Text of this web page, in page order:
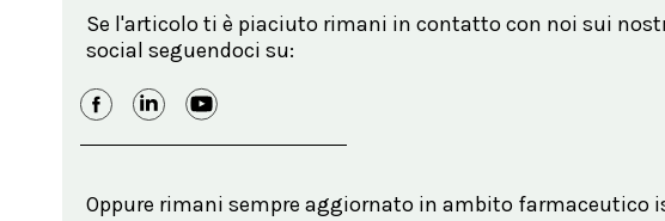
Se l'articolo ti è piaciuto rimani in contatto con noi sui
social seguendoci su:
Oppure rimani sempre aggiornato in ambito farmaceutico